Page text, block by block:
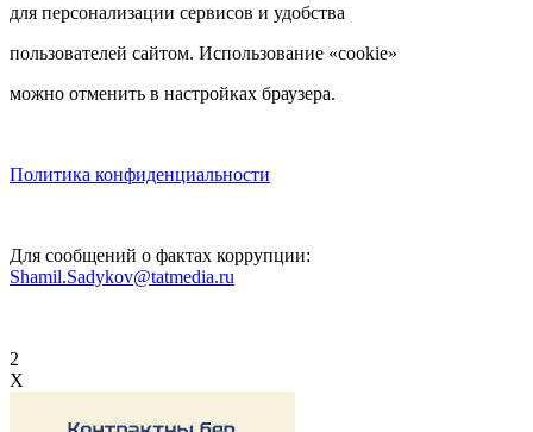
для персонализации сервисов и удобства
пользователей сайтом. Использование «cookie»
можно отменить в настройках браузера.
Политика конфиденциальности
Для сообщений о фактах коррупции:
Shamil.Sadykov@tatmedia.ru
2
X